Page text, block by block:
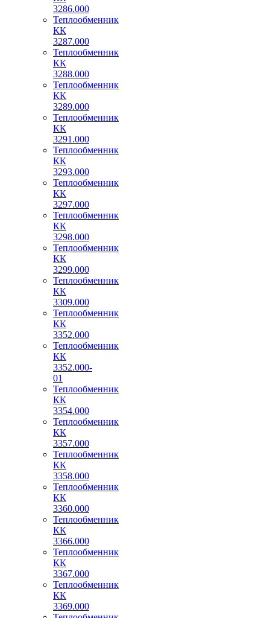
3286.000
Теплообменник
КК
3287.000
Теплообменник
КК
3288.000
Теплообменник
КК
3289.000
Теплообменник
КК
3291.000
Теплообменник
КК
3293.000
Теплообменник
КК
3297.000
Теплообменник
КК
3298.000
Теплообменник
КК
3299.000
Теплообменник
КК
3309.000
Теплообменник
КК
3352.000
Теплообменник
КК
3352.000-
01
Теплообменник
КК
3354.000
Теплообменник
КК
3357.000
Теплообменник
КК
3358.000
Теплообменник
КК
3360.000
Теплообменник
КК
3366.000
Теплообменник
КК
3367.000
Теплообменник
КК
3369.000